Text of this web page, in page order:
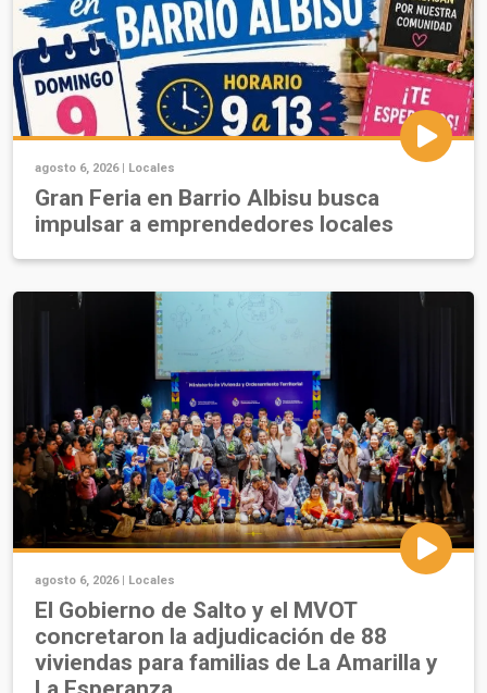
agosto 6, 2026 | Locales
Gran Feria en Barrio Albisu busca
impulsar a emprendedores locales
agosto 6, 2026 | Locales
El Gobierno de Salto y el MVOT
concretaron la adjudicación de 88
viviendas para familias de La Amarilla y